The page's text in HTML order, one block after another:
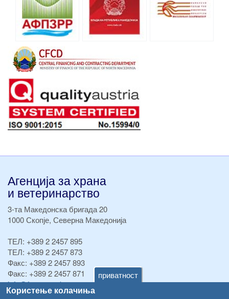
приватност
Користење колачиња
Агенција за храна
и ветеринарство
3-та Македонска бригада 20
1000 Скопје, Северна Македонија
ТЕЛ: +389 2 2457 895
ТЕЛ: +389 2 2457 873
Факс: +389 2 2457 893
Факс: +389 2 2457 871
info@fva.gov.mk